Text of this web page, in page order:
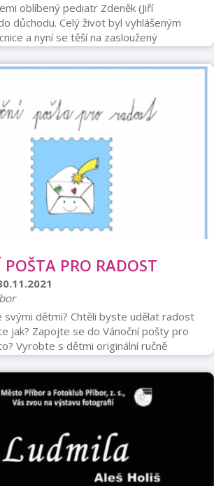
oblíbený pediatr Zdeněk (Jiří
důchodu. Celý život byl vyhlášeným
a nyní se těší na zasloužený
víc se však těší jeho rodina – manželka
která se už nemůže dočkat
stejně tak jako jeho dcera
s Karlem (Jiří Langmajer) se
Nejvíc nadšená je však Zdeňkova
Czyžová), která dědu vždy
svůj velký vzor a píše o něm se ...
PRO RADOST
dětmi? Chtěli byste udělat radost
jak? Zapojte se do Vánoční pošty pro
Vyrobte s dětmi originální ručně
ho v TIC Příbor.